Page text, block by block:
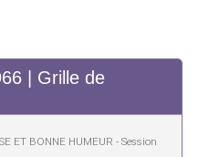
| Grille de
ET BONNE HUMEUR - Session